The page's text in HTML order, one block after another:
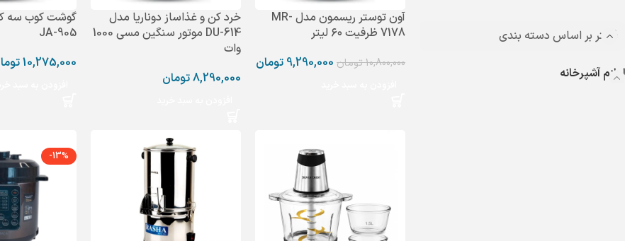
فیلتر بر اساس دسته بندی
لوازم آشپرخانه
آون توستر ریسمون مدل MR-
7178 ظرفیت ۶۰ لیتر
10,800,000تومان 9,290,000 تومان
خرد کن و غذاساز دوناریا مدل
DU-614 موتور سنگین مسی 1000
وات
8,290,000تومان
گوشت کوب سه
JA-905
10,275,000
-13%